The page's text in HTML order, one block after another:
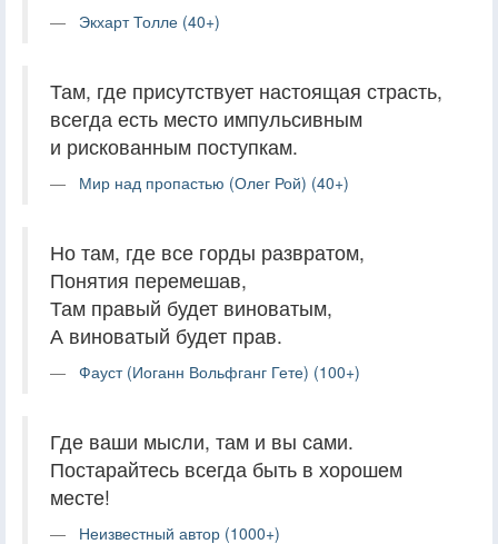
Экхарт Толле (40+)
Там, где присутствует настоящая страсть,
всегда есть место импульсивным
и рискованным поступкам.
Мир над пропастью (Олег Рой) (40+)
Но там, где все горды развратом,
Понятия перемешав,
Там правый будет виноватым,
А виноватый будет прав.
Фауст (Иоганн Вольфганг Гете) (100+)
Где ваши мысли, там и вы сами.
Постарайтесь всегда быть в хорошем
месте!
Неизвестный автор (1000+)